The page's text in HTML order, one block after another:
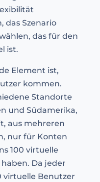
das Szenario
das für den
ist.
Element ist,
kommen.
Standorte
und Südamerika,
aus mehreren
nur für Konten
100 virtuelle
Da jeder
virtuelle Benutzer